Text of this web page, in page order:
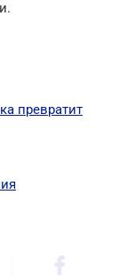
превратит